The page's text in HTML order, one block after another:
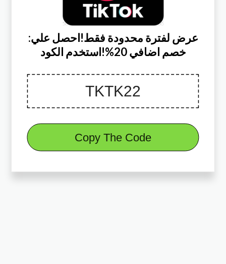
:عرض لفترة محدودة فقط!احصل علي
خصم اضافي 20%!استخدم الكود
Copy The Code